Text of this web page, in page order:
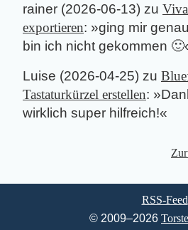
rainer (2026-06-13) zu
exportieren: »ging mir
bin ich nicht gekommen 🙂
Luise (2026-04-25) zu
Tastaturkürzel erstellen: »
wirklich super hilfreich!«
RSS-Feed
© 2009–2026